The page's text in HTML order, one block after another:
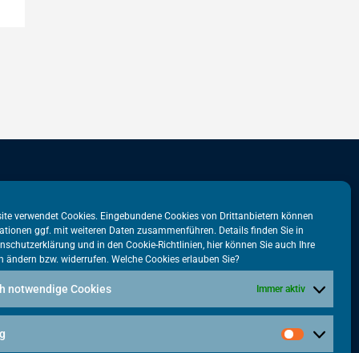
verwendet Cookies. Eingebundene Cookies von Drittanbietern können
ggf. mit weiteren Daten zusammenführen. Details finden Sie in
und in den Cookie-Richtlinien, hier können Sie auch Ihre
ändern bzw. widerrufen. Welche Cookies erlauben Sie?
notwendige Cookies Immer aktiv
31
38
VATM-Büro Brüssel
„House of Competition“
Rue de Trèves 49-51
+32 2 446 00 77